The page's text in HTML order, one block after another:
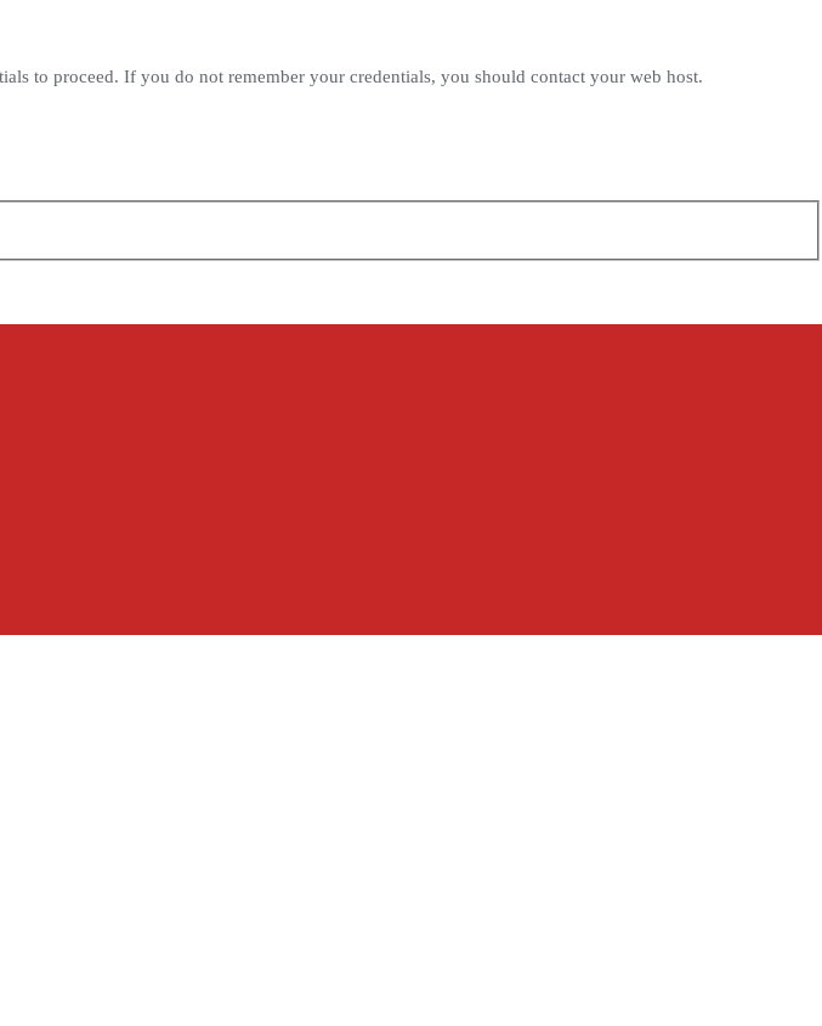
to proceed. If you do not remember your credentials, you should contact your web host.